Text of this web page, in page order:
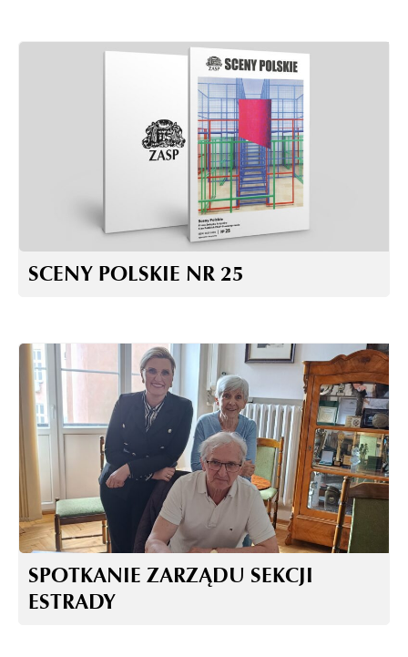
SCENY POLSKIE NR 25
SPOTKANIE ZARZĄDU SEKCJI
ESTRADY